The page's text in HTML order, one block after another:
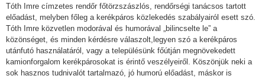
Tóth Imre címzetes rendőr főtörzszászlós, rendőrségi tanácsos tartott
előadást, melyben főleg a kerékpáros közlekedés szabályairól esett szó.
Tóth Imre közvetlen modorával és humorával „bilincselte le” a
közönséget, és minden kérdésre válaszolt,legyen szó a kerékpáros
utánfutó használatáról, vagy a településünk főútján megnövekedett
kamionforgalom kerékpárosokat is érintő veszélyeiről. Köszönjük neki a
sok hasznos tudnivalót tartalmazó, jó humorú előadást, máskor is